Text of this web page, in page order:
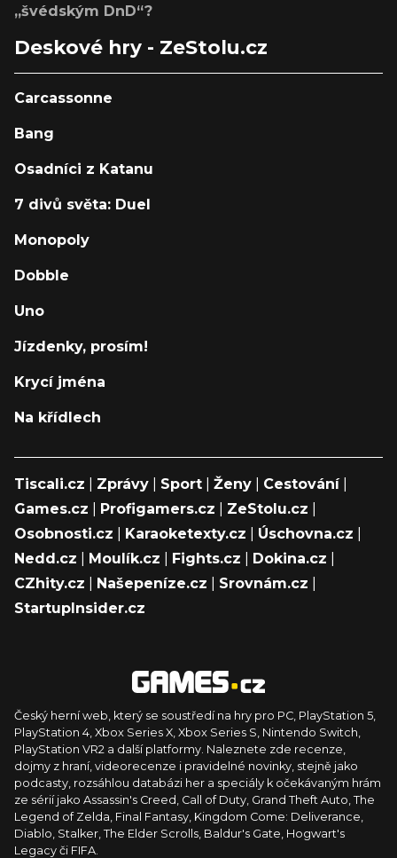
„švédským DnD“?
Deskové hry - ZeStolu.cz
Carcassonne
Bang
Osadníci z Katanu
7 divů světa: Duel
Monopoly
Dobble
Uno
Jízdenky, prosím!
Krycí jména
Na křídlech
Tiscali.cz Zprávy Sport Ženy Cestování|
Games.cz
Profigamers.cz ZeStolu.cz
Osobnosti.cz
Karaoketexty.cz Úschovna.cz
Nedd.cz
Moulík.cz Fights.cz Dokina.cz
CZhity.cz
Našepeníze.cz Srovnám.cz
StartupInsider.cz
Český herní web, který se soustředí na hry pro PC, PlayStation 5,
PlayStation 4, Xbox Series X, Xbox Series S, Nintendo Switch,
PlayStation VR2 a další platformy. Naleznete zde recenze,
dojmy z hraní, videorecenze i pravidelné novinky, stejně jako
podcasty, rozsáhlou databázi her a speciály k očekávaným hrám
ze sérií jako Assassin's Creed, Call of Duty, Grand Theft Auto, The
Legend of Zelda, Final Fantasy, Kingdom Come: Deliverance,
Diablo, Stalker, The Elder Scrolls, Baldur's Gate, Hogwart's
Legacy či FIFA.